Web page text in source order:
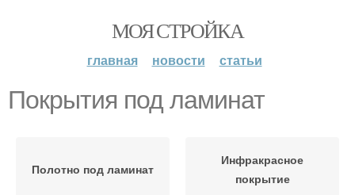
МОЯ СТРОЙКА
главная новости статьи
Покрытия под ламинат
Полотно под ламинат
Инфракрасное
покрытие